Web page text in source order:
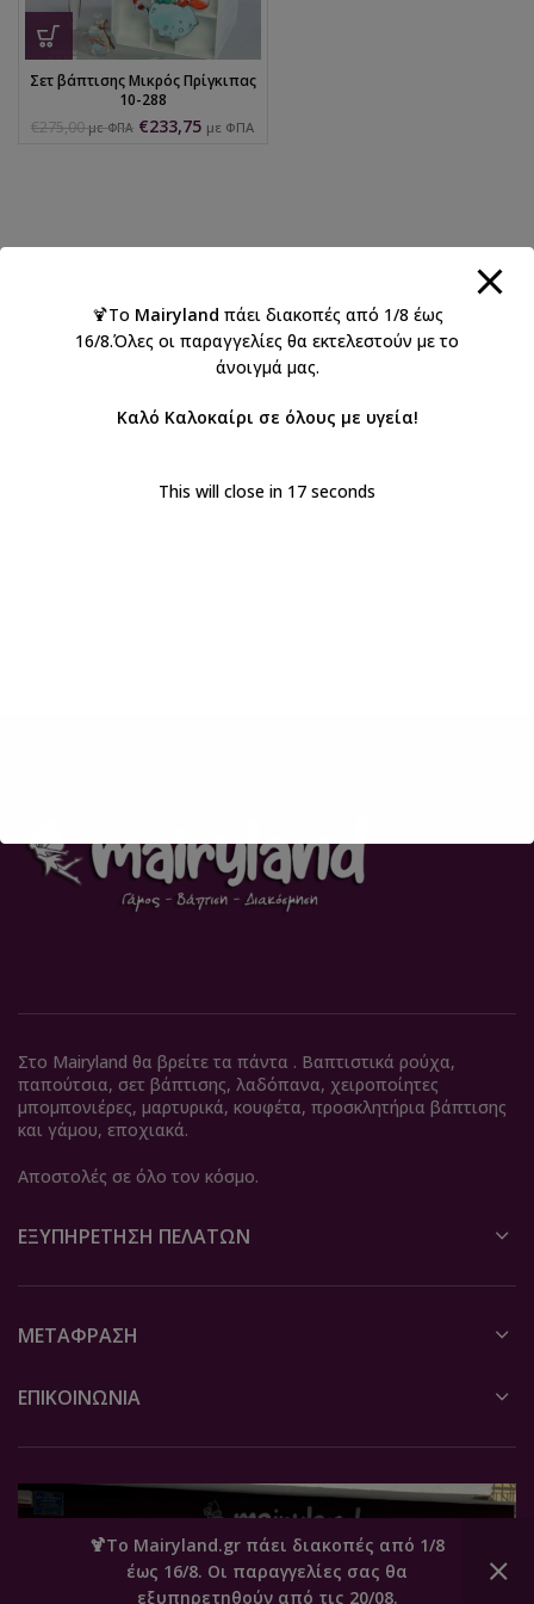
🍹Το Mairyland.gr πάει διακοπές από 1/8
έως 16/8. Οι παραγγελίες σας θα
εξυπηρετηθούν από τις 20/08.
Σετ βάπτισης Μικρός Πρίγκιπας
10-288
€275,00 με ΦΠΑ €233,75 με ΦΠΑ
Στο Mairyland θα βρείτε τα πάντα . Βαπτιστικά ρούχα,
παπούτσια, σετ βάπτισης, λαδόπανα, χειροποίητες
μπομπονιέρες, μαρτυρικά, κουφέτα, προσκλητήρια βάπτισης
και γάμου, εποχιακά.
Αποστολές σε όλο τον κόσμο.
ΕΞΥΠΗΡΈΤΗΣΗ ΠΕΛΑΤΏΝ
ΜΕΤΆΦΡΑΣΗ
ΕΠΙΚΟΙΝΩΝΙΑ
0
🍹Το Mairyland πάει διακοπές από 1/8 έως
16/8.Όλες οι παραγγελίες θα εκτελεστούν με το
άνοιγμά μας.
Καλό Καλοκαίρι σε όλους με υγεία!
This will close in 17 seconds